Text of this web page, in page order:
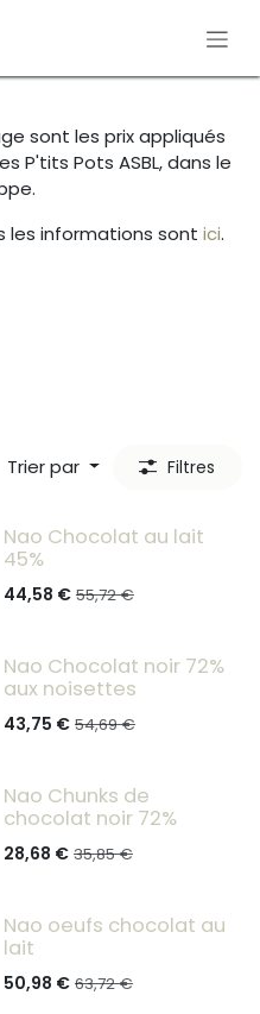
sont les prix appliqués
P'tits Pots ASBL, dans le
les informations sont ici.
Trier par Filtres
Nao Chocolat au lait
45%
44,58 € 55,72€
Nao Chocolat noir 72%
aux noisettes
43,75 € 54,69€
Nao Chunks de
chocolat noir 72%
28,68 € 35,85€
Nao oeufs chocolat au
lait
50,98 € 63,72€